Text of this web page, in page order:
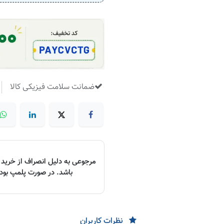
ضمانت سلامت فیزیکی کالا
مرجوعی به دلیل انصراف از
باشد. در صورت پلمپ
نظرات کاربران